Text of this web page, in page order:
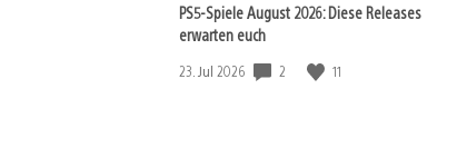
PS5-Spiele August 2026: Diese Releases
erwarten euch
Veröffentlichungsdatum:
23. Jul 2026 2 11